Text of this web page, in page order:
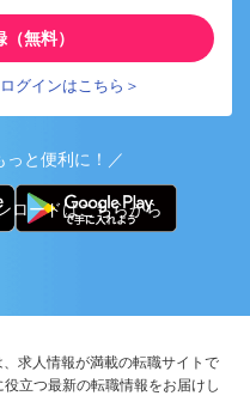
無料）
グインはこちら＞
っと便利に！／
ロードはこちらから
、求人情報が満載の転職サイトで
立つ最新の転職情報をお届けし